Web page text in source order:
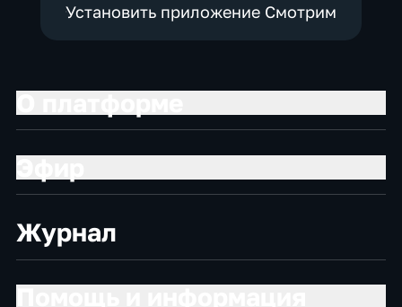
Установить приложение Смотрим
Журнал